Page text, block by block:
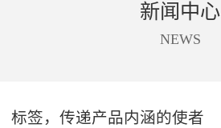
新闻中心
NEWS
标签，传递产品内涵的使者